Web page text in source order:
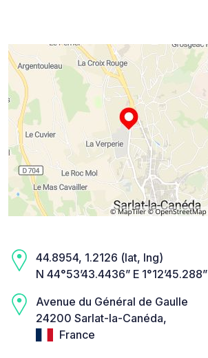
44.8954, 1.2126 (lat, lng)
N 44°53’43.4436” E 1°12’45.288”
Avenue du Général de Gaulle
24200 Sarlat-la-Canéda,
France